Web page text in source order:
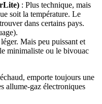
: Plus technique, mais
soit la température. Le
dans certains pays.
Mais peu puissant et
minimaliste ou le bivouac
emporte toujours une
allume-gaz électroniques